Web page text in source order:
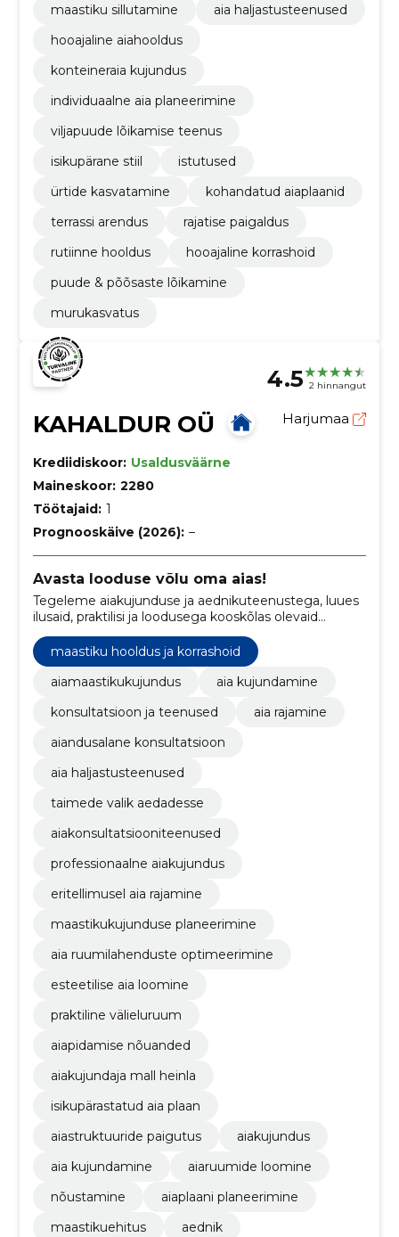
maastiku sillutamine
aia haljastusteenused
hooajaline aiahooldus
konteineraia kujundus
individuaalne aia planeerimine
viljapuude lõikamise teenus
isikupärane stiil
istutused
ürtide kasvatamine
kohandatud aiaplaanid
terrassi arendus
rajatise paigaldus
rutiinne hooldus
hooajaline korrashoid
puude & põõsaste lõikamine
murukasvatus
4.5 2 hinnangut
KAHALDUR OÜ Harjumaa
Krediidiskoor: Usaldusväärne
Maineskoor: 2280
Töötajaid: 1
Prognooskäive (2026): –
Avasta looduse võlu oma aias!
Tegeleme aiakujunduse ja aednikuteenustega, luues
ilusaid, praktilisi ja loodusega kooskõlas olevaid
maastiku hooldus ja korrashoid
aiamaastikukujundus
aia kujundamine
konsultatsioon ja teenused
aia rajamine
aiandusalane konsultatsioon
aia haljastusteenused
taimede valik aedadesse
aiakonsultatsiooniteenused
professionaalne aiakujundus
eritellimusel aia rajamine
maastikukujunduse planeerimine
aia ruumilahenduste optimeerimine
esteetilise aia loomine
praktiline välieluruum
aiapidamise nõuanded
aiakujundaja mall heinla
isikupärastatud aia plaan
aiastruktuuride paigutus
aiakujundus
aia kujundamine
aiaruumide loomine
nõustamine
aiaplaani planeerimine
maastikuehitus
aednik